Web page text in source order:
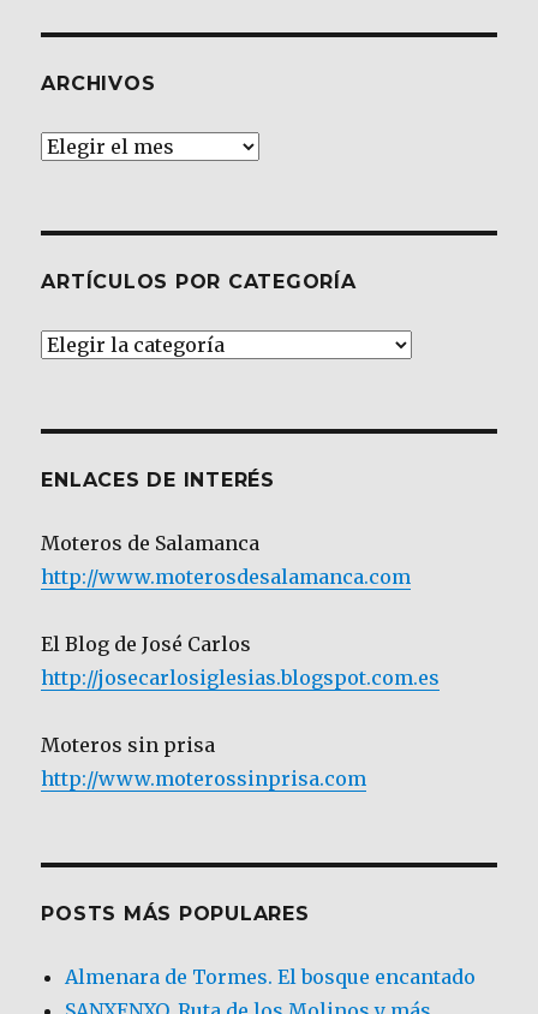
ARCHIVOS
Archivos
ARTÍCULOS POR CATEGORÍA
Artículos
ENLACES DE INTERÉS
Moteros de Salamanca
http://www.moterosdesalamanca.com
El Blog de José Carlos
http://josecarlosiglesias.blogspot.com.es
Moteros sin prisa
http://www.moterossinprisa.com
POSTS MÁS POPULARES
Almenara de Tormes. El bosque encantado